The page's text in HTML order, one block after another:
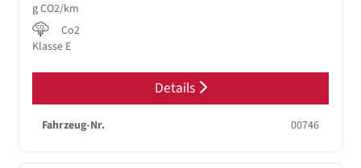
g CO2/km
Co2
Klasse E
Details
Fahrzeug-Nr. 00746